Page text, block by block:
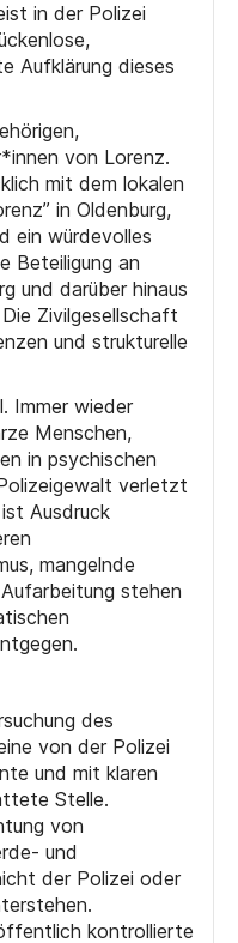
in der Polizei
Aufklärung dieses
von Lorenz.
mit dem lokalen
in Oldenburg,
ein würdevolles
Beteiligung an
und darüber hinaus
Zivilgesellschaft
und strukturelle
Immer wieder
Menschen,
in psychischen
verletzt
Ausdruck
mangelnde
stehen
des
von der Polizei
und mit klaren
Stelle.
von
und
der Polizei oder
kontrollierte